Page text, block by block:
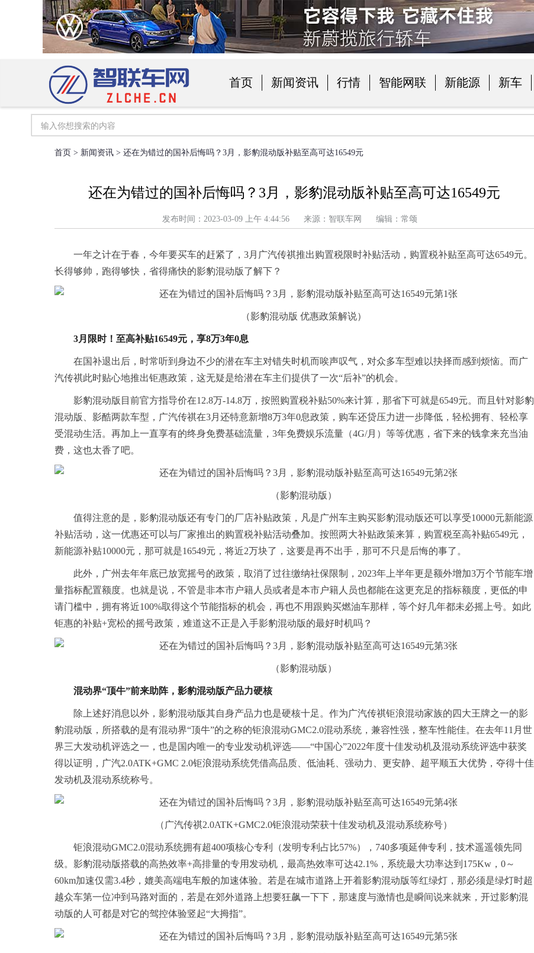
首页 新闻资讯 行情 智能网联 新能源 新车
首页 > 新闻资讯 > 还在为错过的国补后悔吗？3月，影豹混动版补贴至高可达16549元
还在为错过的国补后悔吗？3月，影豹混动版补贴至高可达16549元
发布时间：2023-03-09 上午 4:44:56 来源：智联车网 编辑：常颂
一年之计在于春，今年要买车的赶紧了，3月广汽传祺推出购置税限时补贴活动，购置税补贴至高可达6549元。
长得够帅，跑得够快，省得痛快的影豹混动版了解下？
（影豹混动版 优惠政策解说）
3月限时！至高补贴16549元，享8万3年0息
在国补退出后，时常听到身边不少的潜在车主对错失时机而唉声叹气，对众多车型难以抉择而感到烦恼。而广
汽传祺此时贴心地推出钜惠政策，这无疑是给潜在车主们提供了一次“后补”的机会。
影豹混动版目前官方指导价在12.8万-14.8万，按照购置税补贴50%来计算，那省下可就是6549元。而且针对影豹
混动版、影酷两款车型，广汽传祺在3月还特意新增8万3年0息政策，购车还贷压力进一步降低，轻松拥有、轻松享
受混动生活。再加上一直享有的终身免费基础流量，3年免费娱乐流量（4G/月）等等优惠，省下来的钱拿来充当油
费，这也太香了吧。
（影豹混动版）
值得注意的是，影豹混动版还有专门的厂店补贴政策，凡是广州车主购买影豹混动版还可以享受10000元新能源
补贴活动，这一优惠还可以与厂家推出的购置税补贴活动叠加。按照两大补贴政策来算，购置税至高补贴6549元，
新能源补贴10000元，那可就是16549元，将近2万块了，这要是再不出手，那可不只是后悔的事了。
此外，广州去年年底已放宽摇号的政策，取消了过往缴纳社保限制，2023年上半年更是额外增加3万个节能车增
量指标配置额度。也就是说，不管是非本市户籍人员或者是本市户籍人员也都能在这更充足的指标额度，更低的申
请门槛中，拥有将近100%取得这个节能指标的机会，再也不用跟购买燃油车那样，等个好几年都未必摇上号。如此
钜惠的补贴+宽松的摇号政策，难道这不正是入手影豹混动版的最好时机吗？
（影豹混动版）
混动界“顶牛”前来助阵，影豹混动版产品力硬核
除上述好消息以外，影豹混动版其自身产品力也是硬核十足。作为广汽传祺钜浪混动家族的四大王牌之一的影
豹混动版，所搭载的是有混动界“顶牛”的之称的钜浪混动GMC2.0混动系统，兼容性强，整车性能佳。在去年11月世
界三大发动机评选之一，也是国内唯一的专业发动机评选——“中国心”2022年度十佳发动机及混动系统评选中获奖
得以证明，广汽2.0ATK+GMC 2.0钜浪混动系统凭借高品质、低油耗、强动力、更安静、超平顺五大优势，夺得十佳
发动机及混动系统称号。
（广汽传祺2.0ATK+GMC2.0钜浪混动荣获十佳发动机及混动系统称号）
钜浪混动GMC2.0混动系统拥有超400项核心专利（发明专利占比57%），740多项延伸专利，技术遥遥领先同
级。影豹混动版搭载的高热效率+高排量的专用发动机，最高热效率可达42.1%，系统最大功率达到175Kw，0～
60km加速仅需3.4秒，媲美高端电车般的加速体验。若是在城市道路上开着影豹混动版等红绿灯，那必须是绿灯时超
越众车第一位冲到马路对面的，若是在郊外道路上想要狂飙一下下，那速度与激情也是瞬间说来就来，开过影豹混
动版的人可都是对它的驾控体验竖起“大拇指”。